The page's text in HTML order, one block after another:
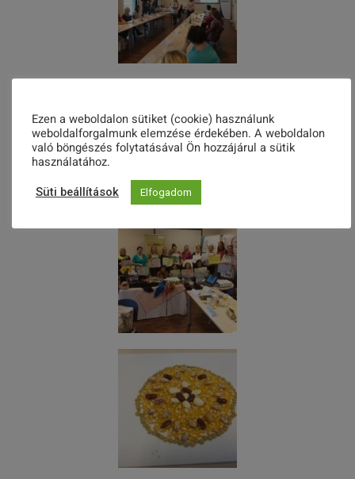
Ezen a weboldalon sütiket (cookie) használunk
weboldalforgalmunk elemzése érdekében. A weboldalon
való böngészés folytatásával Ön hozzájárul a sütik
használatához.
Süti beállítások Elfogadom